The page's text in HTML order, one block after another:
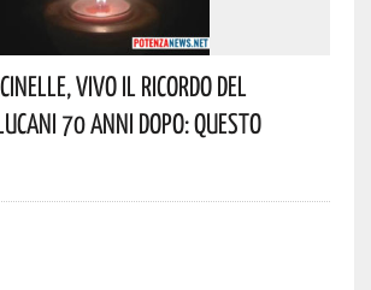
Vivo Il Ricordo Del
70 Anni Dopo: Questo